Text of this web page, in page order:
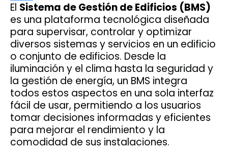
El Sistema de Gestión de Edificios (BMS)
es una plataforma tecnológica diseñada
para supervisar, controlar y optimizar
diversos sistemas y servicios en un edificio
o conjunto de edificios. Desde la
iluminación y el clima hasta la seguridad y
la gestión de energía, un BMS integra
todos estos aspectos en una sola interfaz
fácil de usar, permitiendo a los usuarios
tomar decisiones informadas y eficientes
para mejorar el rendimiento y la
comodidad de sus instalaciones.